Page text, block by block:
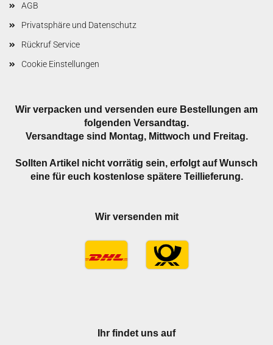
AGB
Privatsphäre und Datenschutz
Rückruf Service
Cookie Einstellungen
Wir verpacken und versenden eure Bestellungen am
folgenden Versandtag.
Versandtage sind Montag, Mittwoch und Freitag.
Sollten Artikel nicht vorrätig sein, erfolgt auf Wunsch
eine für euch kostenlose spätere Teillieferung.
Wir versenden mit
Ihr findet uns auf